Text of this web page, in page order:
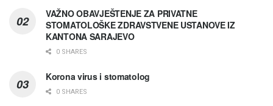
VAŽNO OBAVJEŠTENJE ZA PRIVATNE
STOMATOLOŠKE ZDRAVSTVENE USTANOVE IZ
KANTONA SARAJEVO
0 SHARES
Korona virus i stomatolog
0 SHARES